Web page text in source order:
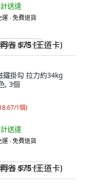
送達
∙ 免費退貨
$75 (王道卡)
鐵掛勾 拉力約34kg
, 3個
1個)
送達
∙ 免費退貨
$75 (王道卡)